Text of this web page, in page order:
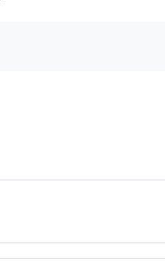
索する
検索する